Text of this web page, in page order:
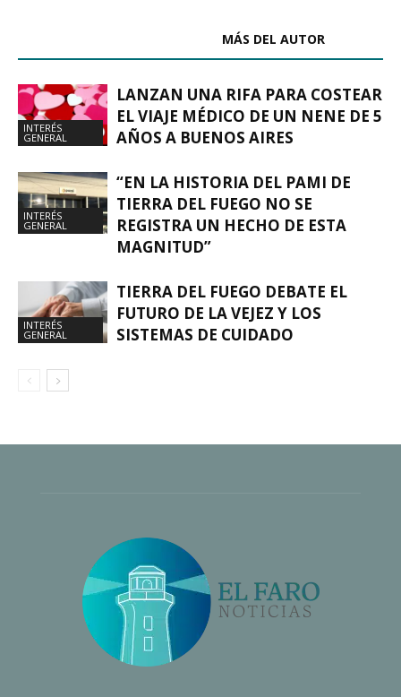
MÁS DEL AUTOR
INTERÉS
GENERAL
LANZAN UNA RIFA PARA COSTEAR
EL VIAJE MÉDICO DE UN NENE DE 5
AÑOS A BUENOS AIRES
INTERÉS
GENERAL
“EN LA HISTORIA DEL PAMI DE
TIERRA DEL FUEGO NO SE
REGISTRA UN HECHO DE ESTA
MAGNITUD”
INTERÉS
GENERAL
TIERRA DEL FUEGO DEBATE EL
FUTURO DE LA VEJEZ Y LOS
SISTEMAS DE CUIDADO